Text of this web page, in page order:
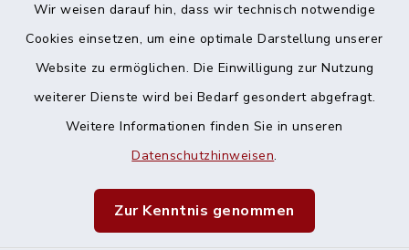
Wir weisen darauf hin, dass wir technisch notwendige
Cookies einsetzen, um eine optimale Darstellung unserer
Website zu ermöglichen. Die Einwilligung zur Nutzung
weiterer Dienste wird bei Bedarf gesondert abgefragt.
Weitere Informationen finden Sie in unseren
Datenschutzhinweisen.
Zur Kenntnis genommen
Datenschutz
Impressum
Sitemap
Cookie-Einstellungen